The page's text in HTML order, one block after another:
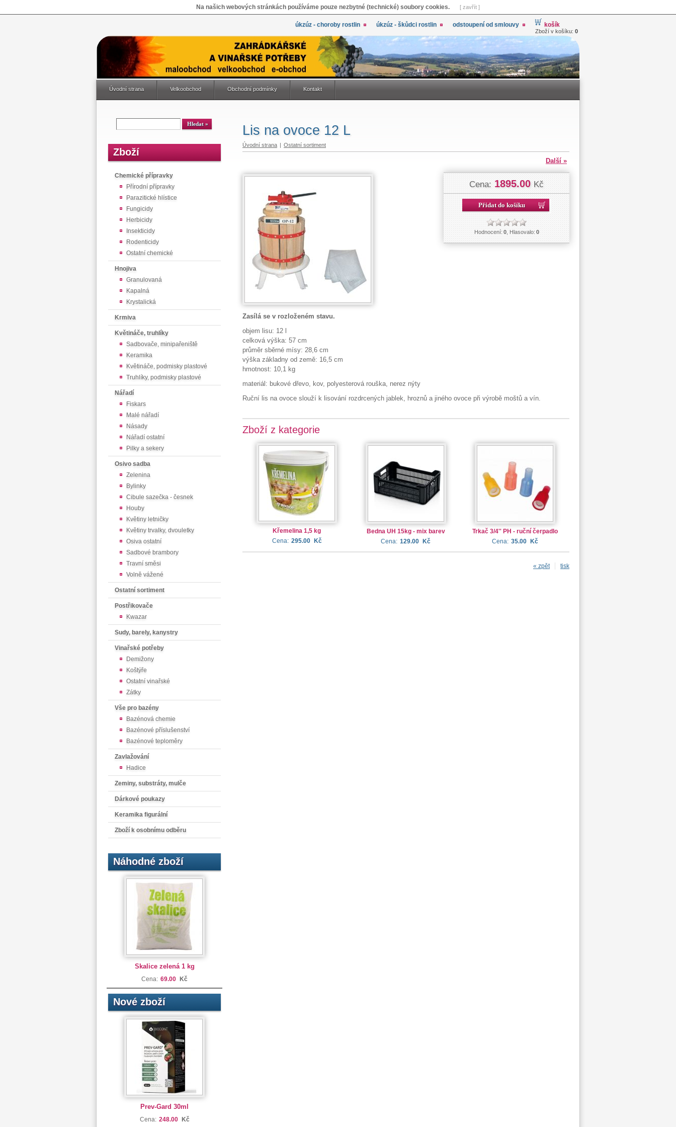
Na našich webových stránkách používáme pouze nezbytné (technické) soubory cookies. [ zavřít ]
úkzúz - choroby rostlin úkzúz - škůdci rostlin odstoupení od smlouvy košík
Zboží v košíku: 0
Úvodní strana Velkoobchod Obchodní podmínky Kontakt
Zboží
Chemické přípravky
Přírodní přípravky
Parazitické hlístice
Fungicidy
Herbicidy
Insekticidy
Rodenticidy
Ostatní chemické
Hnojiva
Granulovaná
Kapalná
Krystalická
Krmiva
Květináče, truhlíky
Sadbovače, minipařeniště
Keramika
Květináče, podmisky plastové
Truhlíky, podmisky plastové
Nářadí
Fiskars
Malé nářadí
Násady
Nářadí ostatní
Pilky a sekery
Osivo sadba
Zelenina
Bylinky
Cibule sazečka - česnek
Houby
Květiny letničky
Květiny trvalky, dvouletky
Osiva ostatní
Sadbové brambory
Travní směsi
Volně vážené
Ostatní sortiment
Postřikovače
Kwazar
Sudy, barely, kanystry
Vinařské potřeby
Demižony
Koštýře
Ostatní vinařské
Zátky
Vše pro bazény
Bazénová chemie
Bazénové příslušenství
Bazénové teploměry
Zavlažování
Hadice
Zeminy, substráty, mulče
Dárkové poukazy
Keramika figurální
Zboží k osobnímu odběru
Náhodné zboží
Skalice zelená 1 kg
Cena: 69.00 Kč
Nové zboží
Prev-Gard 30ml
Cena: 248.00 Kč
Lis na ovoce 12 L
Úvodní strana | Ostatní sortiment
Další »
Cena: 1895.00 Kč
Hodnocení: 0, Hlasovalo:0
Zasílá se v rozloženém stavu.
objem lisu: 12 l
celková výška: 57 cm
průměr sběrné mísy: 28,6 cm
výška základny od země: 16,5 cm
hmotnost: 10,1 kg
materiál: bukové dřevo, kov, polyesterová rouška, nerez nýty
Ruční lis na ovoce slouží k lisování rozdrcených jablek, hroznů a jiného ovoce při výrobě moštů a vín.
Zboží z kategorie
Křemelina 1,5 kg
Cena: 295.00 Kč
Bedna UH 15kg - mix barev
Cena: 129.00 Kč
Trkač 3/4'' PH - ruční čerpadlo
Cena: 35.00 Kč
tisk
« zpět